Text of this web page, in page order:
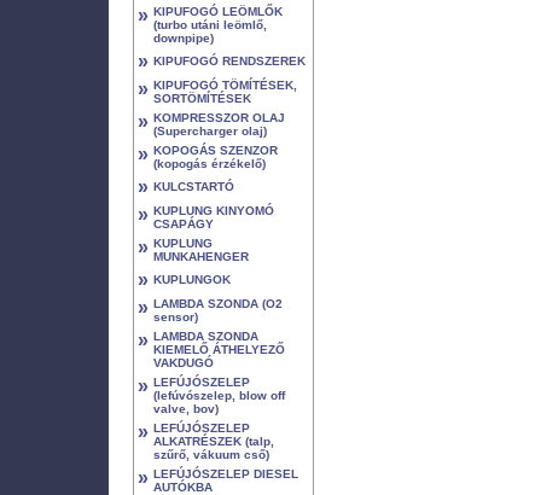
» KIPUFOGÓ LEÖMLŐK
(turbo utáni leömlő,
downpipe)
» KIPUFOGÓ RENDSZEREK
» KIPUFOGÓ TÖMÍTÉSEK,
SORTÖMÍTÉSEK
» KOMPRESSZOR OLAJ
(Supercharger olaj)
» KOPOGÁS SZENZOR
(kopogás érzékelő)
» KULCSTARTÓ
» KUPLUNG KINYOMÓ
CSAPÁGY
» KUPLUNG
MUNKAHENGER
» KUPLUNGOK
» LAMBDA SZONDA (O2
sensor)
» LAMBDA SZONDA
KIEMELŐ ÁTHELYEZŐ
VAKDUGÓ
» LEFÚJÓSZELEP
(lefúvószelep, blow off
valve, bov)
» LEFÚJÓSZELEP
ALKATRÉSZEK (talp,
szűrő, vákuum cső)
» LEFÚJÓSZELEP DIESEL
AUTÓKBA